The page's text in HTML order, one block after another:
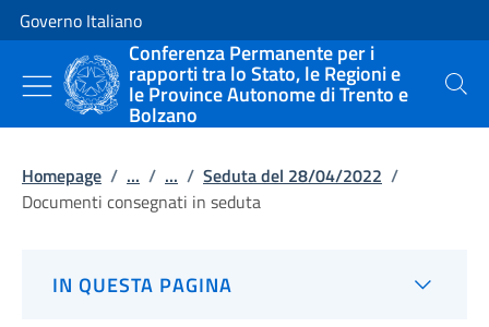
Vai al contenuto
Vai alla navigazione del sito
Governo Italiano
Conferenza Permanente per i
rapporti tra lo Stato, le Regioni e
le Province Autonome di Trento e
Bolzano
Cerca
Homepage / ... / ... / Seduta del 28/04/2022 /
Documenti consegnati in seduta
IN QUESTA PAGINA